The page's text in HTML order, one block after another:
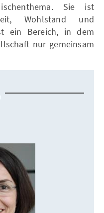
Sie ist
Wohlstand und
ein Bereich, in dem
nur gemeinsam